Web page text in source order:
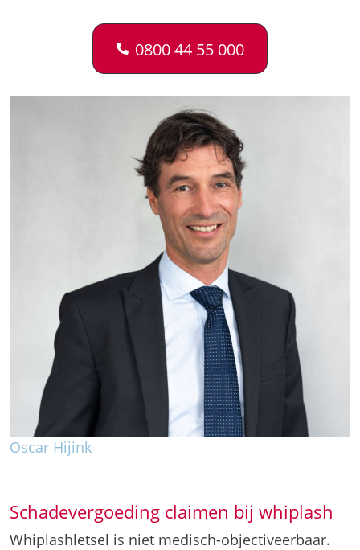
0800 44 55 000
Oscar Hijink
Schadevergoeding claimen bij whiplash
Whiplashletsel is niet medisch-objectiveerbaar.